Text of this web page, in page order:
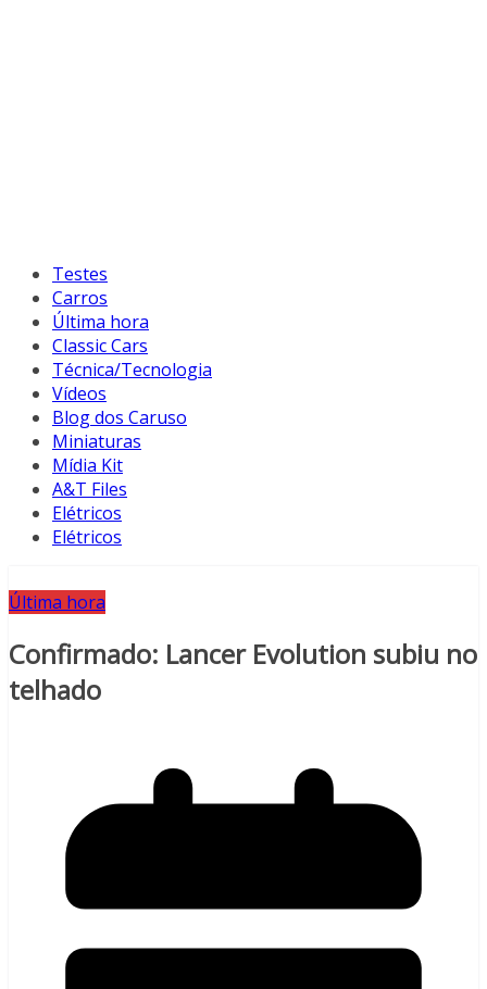
Testes
Carros
Última hora
Classic Cars
Técnica/Tecnologia
Vídeos
Blog dos Caruso
Miniaturas
Mídia Kit
A&T Files
Elétricos
Elétricos
Última hora
Confirmado: Lancer Evolution subiu no
telhado